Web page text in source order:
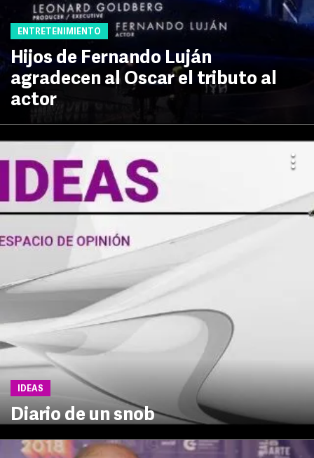
ENTRETENIMIENTO
Hijos de Fernando Luján
agradecen al Oscar el tributo al
actor
IDEAS
Diario de un snob